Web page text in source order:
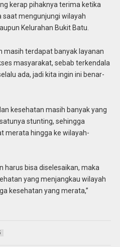
kerap pihaknya terima ketika
mengunjungi wilayah
Kelurahan Bukit Batu.
masih terdapat banyak layanan
masyarakat, sebab terkendala
ada, jadi kita ingin ini benar-
kesehatan masih banyak yang
stunting, sehingga
merata hingga ke wilayah-
harus bisa diselesaikan, maka
yang menjangkau wilayah
kesehatan yang merata,”